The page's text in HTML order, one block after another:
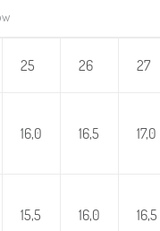
25 26 27
16,0 16,5 17,0
15,5 16,0 16,5